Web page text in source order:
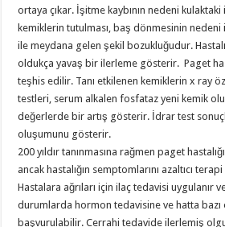
ortaya çıkar. İşitme kaybının nedeni
kemiklerin tutulması, baş dönmesinin nedeni
ile meydana gelen şekil bozukluğudur.
oldukça yavaş bir ilerleme gösterir. Paget
teşhis edilir. Tanı etkilenen kemiklerin x ray
testleri, serum alkalen fosfataz yeni kemik
değerlerde bir artış gösterir. İdrar test
oluşumunu gösterir.
200 yıldır tanınmasına rağmen paget
ancak hastalığın semptomlarını azaltıcı
Hastalara ağrıları için ilaç tedavisi uygulanır
durumlarda hormon tedavisine ve hatta
başvurulabilir. Cerrahi tedavide ilerlemiş